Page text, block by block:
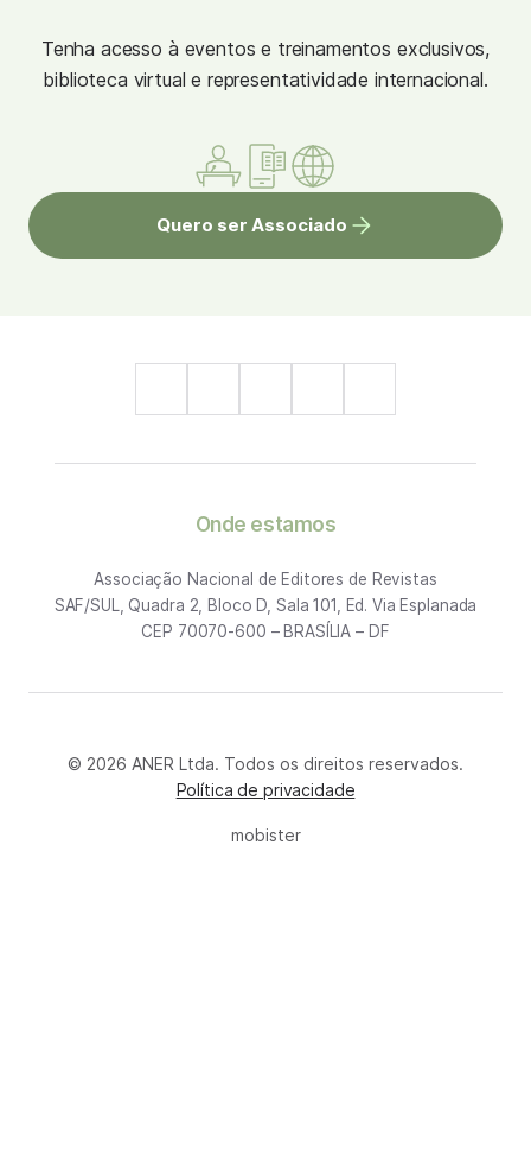
Tenha acesso à eventos e treinamentos exclusivos,
biblioteca virtual e representatividade internacional.
Quero ser Associado
Onde estamos
Associação Nacional de Editores de Revistas
SAF/SUL, Quadra 2, Bloco D, Sala 101, Ed. Via Esplanada
CEP 70070-600 – BRASÍLIA – DF
© 2026 ANER Ltda. Todos os direitos reservados.
Política de privacidade
mobister